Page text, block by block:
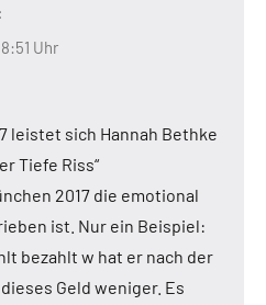
Uhr
leistet sich Hannah Bethke
Tiefe Riss“
2017 die emotional
ist. Nur ein Beispiel:
bezahlt w hat er nach der
Geld weniger. Es